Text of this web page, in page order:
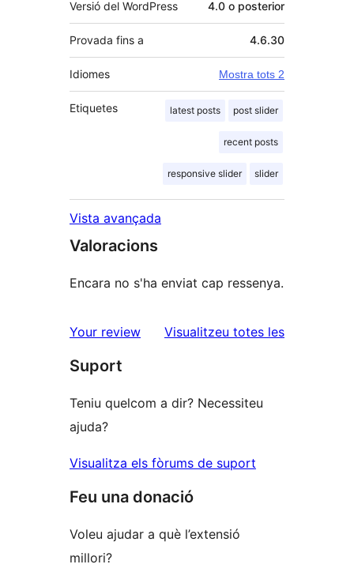
Versió del WordPress 4.0 o posterior
Provada fins a 4.6.30
Idiomes Mostra tots 2
Etiquetes latest posts post slider
recent posts
responsive slider slider
Vista avançada
Valoracions
Encara no s'ha enviat cap ressenya.
Your review Visualitzeu totes lesressenyes
Suport
Teniu quelcom a dir? Necessiteu
ajuda?
Visualitza els fòrums de suport
Feu una donació
Voleu ajudar a què l’extensió
millori?